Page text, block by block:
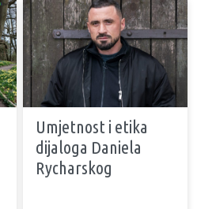
Umjetnost i etika
dijaloga Daniela
Rycharskog